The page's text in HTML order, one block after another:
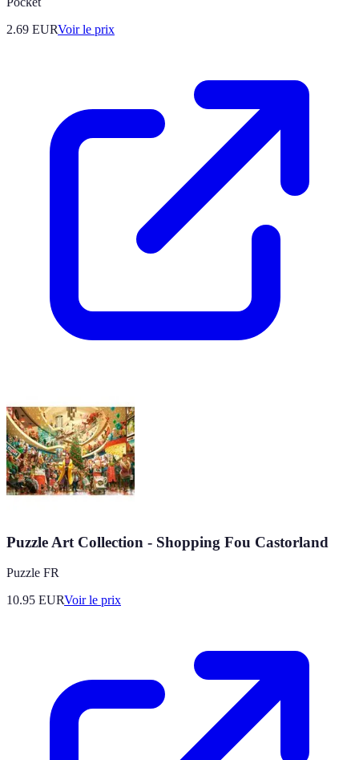
2.69 EURVoir le prix
Puzzle Art Collection - Shopping Fou Castorland
Puzzle FR
10.95 EURVoir le prix